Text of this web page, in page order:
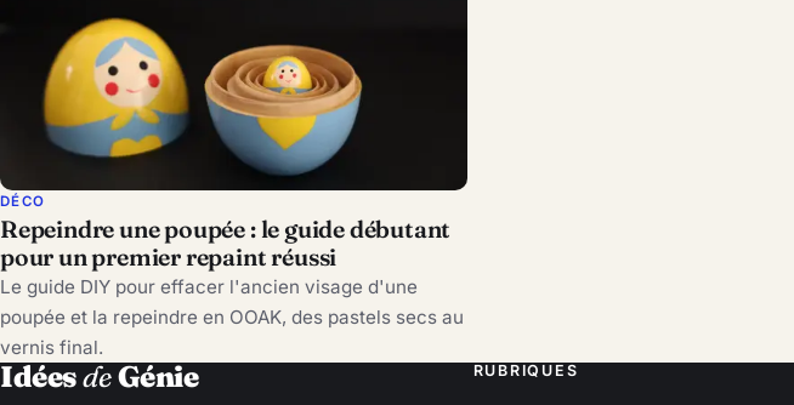
DÉCO
Repeindre une poupée : le guide débutant
pour un premier repaint réussi
Le guide DIY pour effacer l'ancien visage d'une
poupée et la repeindre en OOAK, des pastels secs au
vernis final.
IdéesdeGénie RUBRIQUES